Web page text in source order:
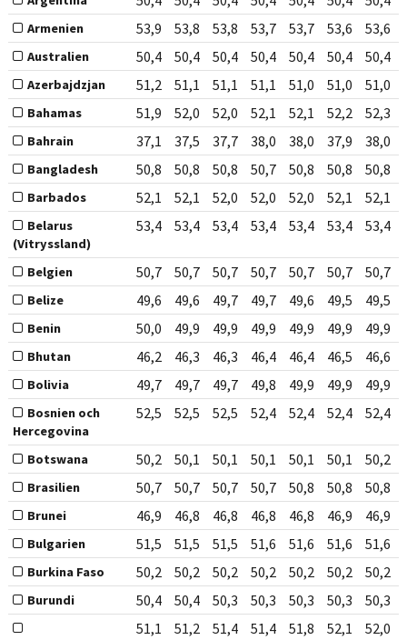
Armenien 53,9 53,8 53,8 53,7 53,7 53,6 53,6
Australien 50,4 50,4 50,4 50,4 50,4 50,4 50,4
Azerbajdzjan 51,2 51,1 51,1 51,1 51,0 51,0 51,0
Bahamas 51,9 52,0 52,0 52,1 52,1 52,2 52,3
Bahrain 37,1 37,5 37,7 38,0 38,0 37,9 38,0
Bangladesh 50,8 50,8 50,8 50,7 50,8 50,8 50,8
Barbados 52,1 52,1 52,0 52,0 52,0 52,1 52,1
Belarus
(Vitryssland)
53,4 53,4 53,4 53,4 53,4 53,4 53,4
Belgien 50,7 50,7 50,7 50,7 50,7 50,7 50,7
Belize 49,6 49,6 49,7 49,7 49,6 49,5 49,5
Benin 50,0 49,9 49,9 49,9 49,9 49,9 49,9
Bhutan 46,2 46,3 46,3 46,4 46,4 46,5 46,6
Bolivia 49,7 49,7 49,7 49,8 49,9 49,9 49,9
Bosnien och
Hercegovina
52,5 52,5 52,5 52,4 52,4 52,4 52,4
Botswana 50,2 50,1 50,1 50,1 50,1 50,1 50,2
Brasilien 50,7 50,7 50,7 50,7 50,8 50,8 50,8
Brunei 46,9 46,8 46,8 46,8 46,8 46,9 46,9
Bulgarien 51,5 51,5 51,5 51,6 51,6 51,6 51,6
Burkina Faso 50,2 50,2 50,2 50,2 50,2 50,2 50,2
Burundi 50,4 50,4 50,3 50,3 50,3 50,3 50,3
51,1 51,2 51,4 51,4 51,8 52,1 52,0